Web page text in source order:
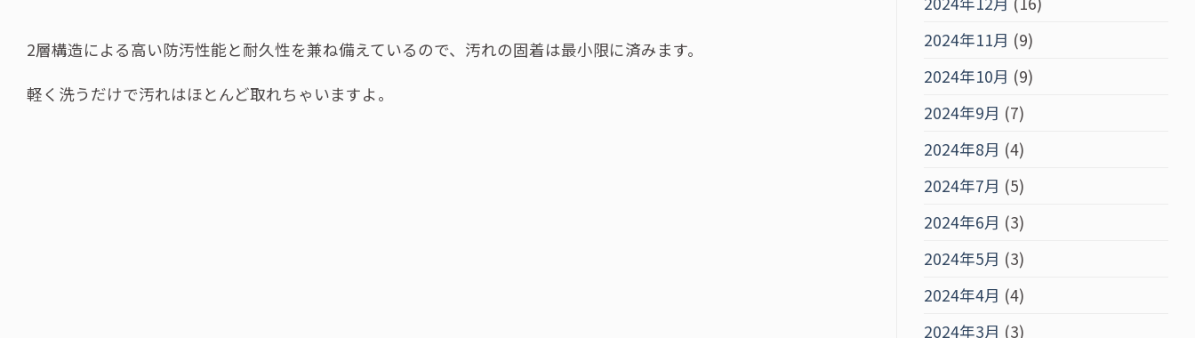
2層構造による高い防汚性能と耐久性を兼ね備えているので、汚れの固着は最小限に済みます。
軽く洗うだけで汚れはほとんど取れちゃいますよ。
2024年11月 (9)
2024年10月 (9)
2024年9月 (7)
2024年8月 (4)
2024年7月 (5)
2024年6月 (3)
2024年5月 (3)
2024年4月 (4)
2024年3月 (3)